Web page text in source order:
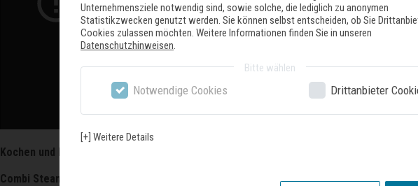
Kochen und Backen
Combi Steam Cooking - ein echtes Multitalent
Unternehmensziele notwendig sind, sowie solche, die lediglich zu anonymen
Statistikzwecken genutzt werden. Sie können selbst entscheiden, ob Sie
Cookies zulassen möchten. Weitere Informationen finden Sie in unseren
Datenschutzhinweisen.
Bitte wählen
Notwendige Cookies Drittanbieter
[+] Weitere Details